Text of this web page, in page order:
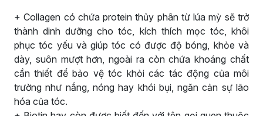
+ Collagen có chứa protein thủy phân từ lúa mỳ sẽ trở
thành dinh dưỡng cho tóc, kích thích mọc tóc, khôi
phục tóc yếu và giúp tóc có được độ bóng, khỏe và
dày, suôn mượt hơn, ngoài ra còn chứa khoáng chất
cần thiết để bảo vệ tóc khỏi các tác động của môi
trường như nắng, nóng hay khói bụi, ngăn cản sự lão
hóa của tóc.